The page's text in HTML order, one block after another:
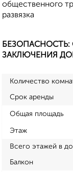
общественного
развязка
ЗАКЛЮЧЕНИЯ
Количество
Срок аренды
Общая площадь
Этаж
Всего этажей в
Балкон